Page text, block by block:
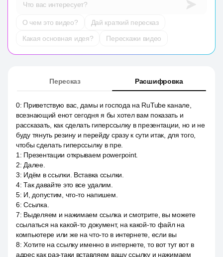
Что вас интересует?
О чем это видео?
Дай краткий пересказ
Какая основная идея?
Перескажи видео
Пересказ Расшифровка
0: Приветствую вас, дамы и господа на RuTube канале,
всезнающий енот сегодня я бы хотел вам показать и
рассказать, как сделать гиперссылку в презентации, но и не
буду тянуть резину и перейду сразу к сути итак, для того,
чтобы сделать гиперссылку в пре.
1 : Презентации открываем powerpoint.
2: Далее.
3: Идём в ссылки. Вставка ссылки.
4:Так давайте это все удалим.
5: И, допустим, что-то напишем.
6:Ссылка.
7: Выделяем и нажимаем ссылка и смотрите, вы можете
ссылаться на какой-то документ, на какой-то файл на
компьютере или же на что-то в интернете, если вы
8:Хотите на ссылку именно в интернете, то вот тут вот в
адрес как раз-таки вставляем вашу ссылку и нажимаем